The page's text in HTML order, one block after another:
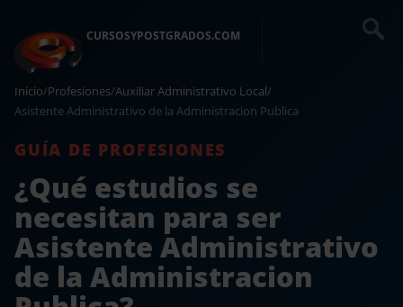
CURSOSYPOSTGRADOS.COM
Inicio/Profesiones/Auxiliar Administrativo Local/
Asistente Administrativo de la Administracion Publica
GUÍA DE PROFESIONES
¿Qué estudios se
necesitan para ser
Asistente Administrativo
de la Administracion